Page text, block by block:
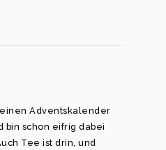
Adventskalender
bin schon eifrig dabei
Tee ist drin, und